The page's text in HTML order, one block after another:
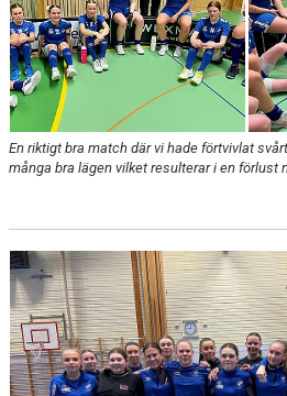
En riktigt bra match där vi hade förtvivlat
många bra lägen vilket resulterar i en förlust